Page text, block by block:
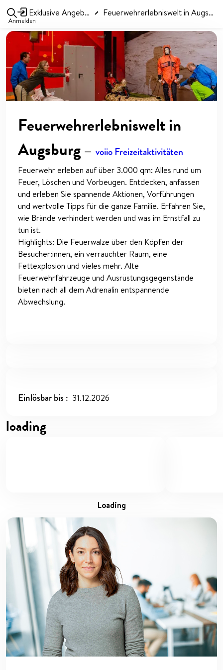
Anmelden
Exklusive Angebote Feuerwehrerlebniswelt in Augsburg
Feuerwehrerlebniswelt in
Augsburg — voiio Freizeitaktivitäten
Feuerwehr erleben auf über 3.000 qm: Alles rund um
Feuer, Löschen und Vorbeugen. Entdecken, anfassen
und erleben Sie spannende Aktionen, Vorführungen
und wertvolle Tipps für die ganze Familie. Erfahren Sie,
wie Brände verhindert werden und was im Ernstfall zu
tun ist.
Highlights: Die Feuerwalze über den Köpfen der
Besucher:innen, ein verrauchter Raum, eine
Fettexplosion und vieles mehr. Alte
Feuerwehrfahrzeuge und Ausrüstungsgegenstände
bieten nach all dem Adrenalin entspannende
Abwechslung.
Einlösbar bis 31.12.2026
loading
loading